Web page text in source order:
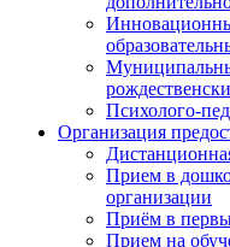
Психолого-
Организация
Прием в
организации
Приём в
Прием на